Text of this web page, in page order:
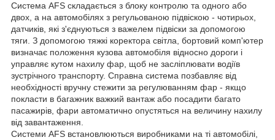
Система AFS складається з блоку контролю та одного або
двох, а на автомобілях з регульованою підвіскою - чотирьох,
датчиків, які з'єднуються з важелем підвіски за допомогою
тяги. З допомогою тяжкі коректора світла, бортовий комп'ютер
визначає положення кузова автомобіля відносно дороги і
управляє кутом нахилу фар, щоб не засліплювати водіїв
зустрічного транспорту. Справна система позбавляє від
необхідності вручну стежити за регулюванням фар - якщо
покласти в багажник важкий вантаж або посадити багато
пасажирів, фари автоматично опустяться на величину нахилу
від завантаження.
Системи AFS встановлюються виробниками на ті автомобілі,